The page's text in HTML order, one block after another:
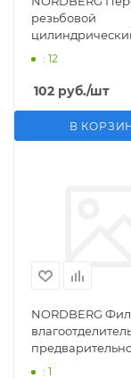
резьбовой
M1/2">F1/4"
: 12
102 руб./шт
В
NORDBERG
фильтрацией
: 1